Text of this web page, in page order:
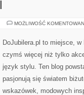
MOŻLIWOŚĆ
DoJubilera.pl to miejsce,
czymś więcej niż tylko
język stylu. Ten blog
pasjonują się światem
wskazówek, modowych